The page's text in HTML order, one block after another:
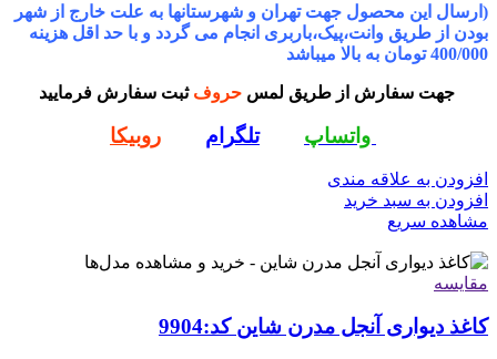
(ارسال این محصول جهت تهران و شهرستانها به علت خارج از شهر
بودن از طریق وانت،پیک،باربری انجام می گردد و با حد اقل هزینه
400/000 تومان به بالا میباشد
جهت سفارش از طریق لمسحروف ثبت سفارش فرمایید
واتساپ تلگرام روبیکا
افزودن به علاقه مندی
افزودن به سبد خرید
مشاهده سریع
مقایسه
کاغذ دیواری آنجل مدرن شاین کد:9904